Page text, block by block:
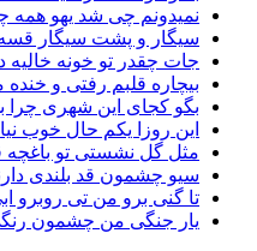
نمیدونم چی شد یهو همه
سیگار و پشت سیگار قسه
جات چقدر تو خونه خالیه
بیچاره قلبم رفتی و خنده
بگو کجای این شهری چرا
این روزا یکم حال خوب
مثل گل نشستی تو باغچه
سیو چشمون قد بلندی
تا گنی برو من تی روبرو
یار جنگی من چشمون